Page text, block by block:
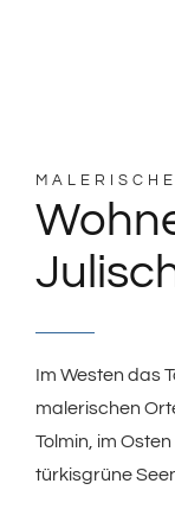
Im Westen das
malerischen
Tolmin, im
türkisgrüne